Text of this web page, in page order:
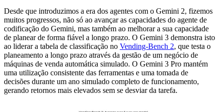
Desde que introduzimos a era dos agentes com o Gemini 2, fizemos
muitos progressos, não só ao avançar as capacidades do agente de
codificação do Gemini, mas também ao melhorar a sua capacidade
de planear de forma fiável a longo prazo. O Gemini 3 demonstra isto
ao liderar a tabela de classificação no Vending-Bench 2, que testa o
planeamento a longo prazo através da gestão de um negócio de
máquinas de venda automática simulado. O Gemini 3 Pro mantém
uma utilização consistente das ferramentas e uma tomada de
decisões durante um ano simulado completo de funcionamento,
gerando retornos mais elevados sem se desviar da tarefa.